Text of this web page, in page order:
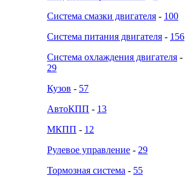
Система смазки двигателя - 100
Система питания двигателя - 156
Система охлаждения двигателя -
29
Кузов - 57
АвтоКПП - 13
МКПП - 12
Рулевое управление - 29
Тормозная система - 55